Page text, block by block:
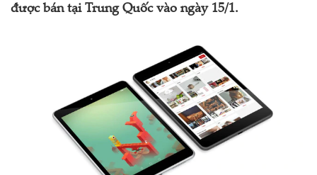
được bán tại Trung Quốc vào ngày 15/1.